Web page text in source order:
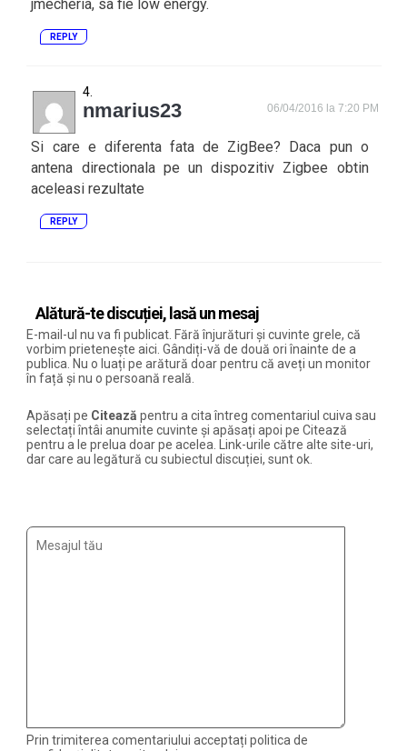
jmecheria, sa fie low energy.
REPLY
nmarius23 06/04/2016 la 7:20 PM
Si care e diferenta fata de ZigBee? Daca pun o
antena directionala pe un dispozitiv Zigbee obtin
aceleasi rezultate
REPLY
Alătură-te discuției, lasă un mesaj
E-mail-ul nu va fi publicat. Fără înjurături și cuvinte grele, că
vorbim prietenește aici. Gândiți-vă de două ori înainte de a
publica. Nu o luați pe arătură doar pentru că aveți un monitor
în față și nu o persoană reală.
Apăsați pe Citează pentru a cita întreg comentariul cuiva sau
selectați întâi anumite cuvinte și apăsați apoi pe Citează
pentru a le prelua doar pe acelea. Link-urile către alte site-uri,
dar care au legătură cu subiectul discuției, sunt ok.
Prin trimiterea comentariului acceptați politica de